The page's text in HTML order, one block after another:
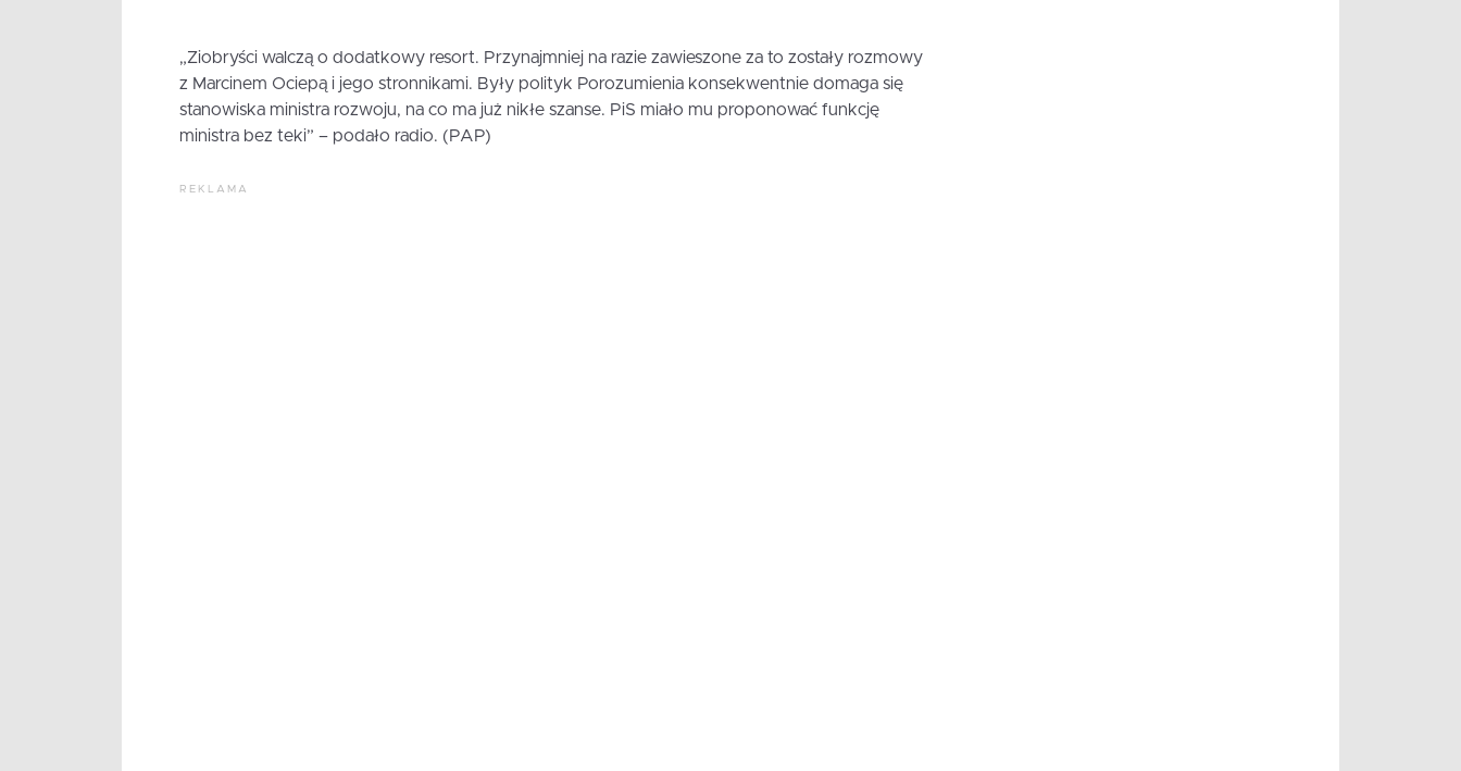
„Ziobryści walczą o dodatkowy resort. Przynajmniej na razie zawieszone za to zostały rozmowy
z Marcinem Ociepą i jego stronnikami. Były polityk Porozumienia konsekwentnie domaga się
stanowiska ministra rozwoju, na co ma już nikłe szanse. PiS miało mu proponować funkcję
ministra bez teki” – podało radio. (PAP)
REKLAMA